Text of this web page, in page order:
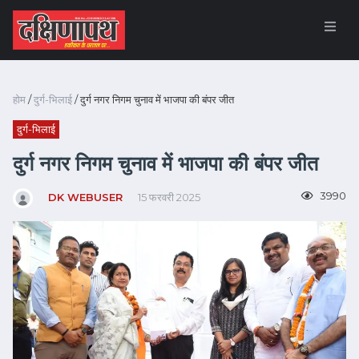
होम/दुर्ग-भिलाई/ दुर्ग नगर निगम चुनाव में भाजपा की बंपर जीत
दुर्ग-भिलाई
दुर्ग नगर निगम चुनाव में भाजपा की बंपर जीत
DK WEBUSER 15 फरवरी 2025 3990